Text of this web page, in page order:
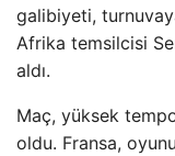
galibiyeti,
Afrika temsilcisi
aldı.
Maç, yüksek
oldu. Fransa,